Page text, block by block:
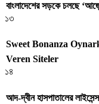
বাংলাদেশের সড়কে চলছে
১৩
Sweet Bonanza
Veren Siteler
১৪
আদ-দ্বীন হাসপাতালের